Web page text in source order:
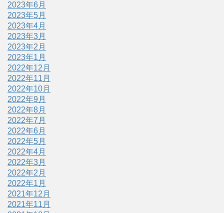
2023年6月
2023年5月
2023年4月
2023年3月
2023年2月
2023年1月
2022年12月
2022年11月
2022年10月
2022年9月
2022年8月
2022年7月
2022年6月
2022年5月
2022年4月
2022年3月
2022年2月
2022年1月
2021年12月
2021年11月